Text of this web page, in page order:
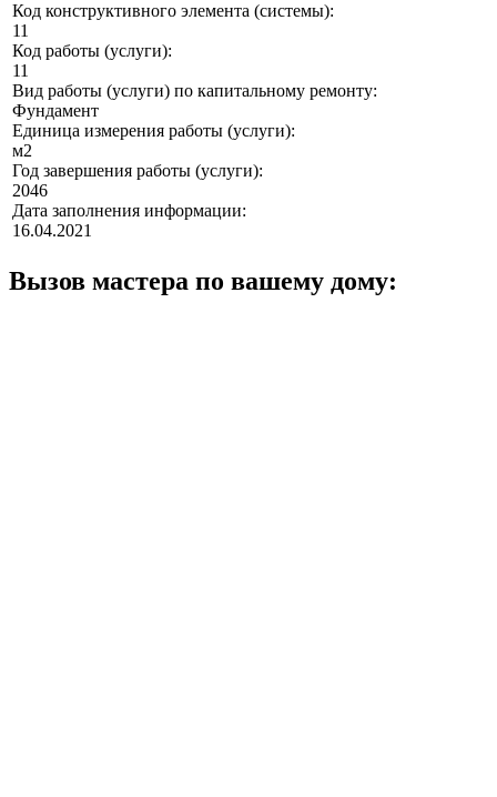
Код конструктивного элемента (системы):
11
Код работы (услуги):
11
Вид работы (услуги) по капитальному ремонту:
Фундамент
Единица измерения работы (услуги):
м2
Год завершения работы (услуги):
2046
Дата заполнения информации:
16.04.2021
Вызов мастера по вашему дому: